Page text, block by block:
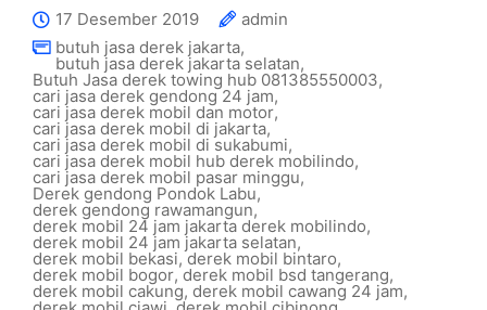
17 Desember 2019
admin
butuh jasa derek jakarta,
butuh jasa derek jakarta selatan,
Butuh Jasa derek towing hub 081385550003,
cari jasa derek gendong 24 jam,
cari jasa derek mobil dan motor,
cari jasa derek mobil di jakarta,
cari jasa derek mobil di sukabumi,
cari jasa derek mobil hub derek mobilindo,
cari jasa derek mobil pasar minggu,
Derek gendong Pondok Labu,
derek gendong rawamangun,
derek mobil 24 jam jakarta derek mobilindo,
derek mobil 24 jam jakarta selatan,
derek mobil bekasi,derek mobil bintaro,
derek mobil bogor,derek mobil bsd tangerang,
derek mobil cakung, derek mobil cawang 24 jam,